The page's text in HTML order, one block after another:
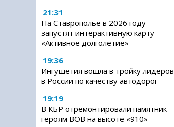
21:31
На Ставрополье в 2026 году
запустят интерактивную карту
«Активное долголетие»
19:36
Ингушетия вошла в тройку лидеров
в России по качеству автодорог
19:19
В КБР отремонтировали памятник
героям ВОВ на высоте «910»